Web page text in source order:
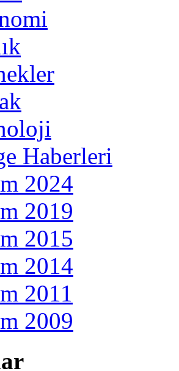
Haberleri
2024
2019
2015
2014
2011
2009